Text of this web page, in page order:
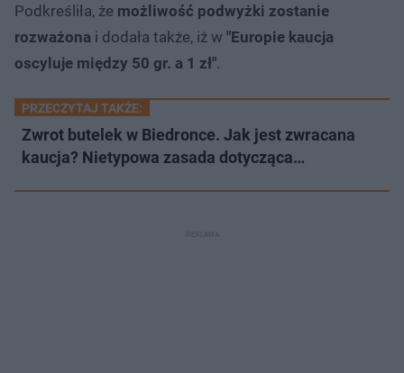
Podkreśliła, że możliwość podwyżki zostanie
rozważona i dodała także, iż w "Europie kaucja
oscyluje między 50 gr. a 1 zł".
PRZECZYTAJ TAKŻE:
Zwrot butelek w Biedronce. Jak jest zwracana
kaucja? Nietypowa zasada dotycząca…